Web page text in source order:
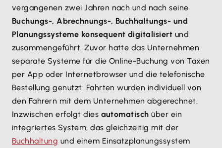
vergangenen zwei Jahren nach und nach seine
Buchungs-, Abrechnungs-, Buchhaltungs- und
Planungssysteme konsequent digitalisiert und
zusammengeführt. Zuvor hatte das Unternehmen
separate Systeme für die Online-Buchung von Taxen
per App oder Internetbrowser und die telefonische
Bestellung genutzt. Fahrten wurden individuell von
den Fahrern mit dem Unternehmen abgerechnet.
Inzwischen erfolgt dies automatischüber ein
integriertes System, das gleichzeitig mit der
Buchhaltung und einem Einsatzplanungssystem